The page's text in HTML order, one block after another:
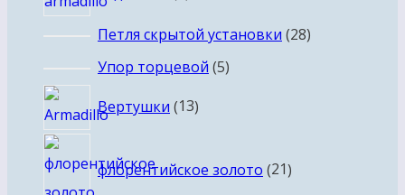
Петля скрытой установки 2828
Упор торцевой 55
Вертушки 1313
флорентийское золото 21товар